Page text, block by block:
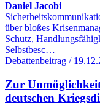
Daniel Jacobi
über bloßes
Schutz,
Selbstbesc…
Debattenbeitrag /
Zur Unmöglichkeit
deutschen